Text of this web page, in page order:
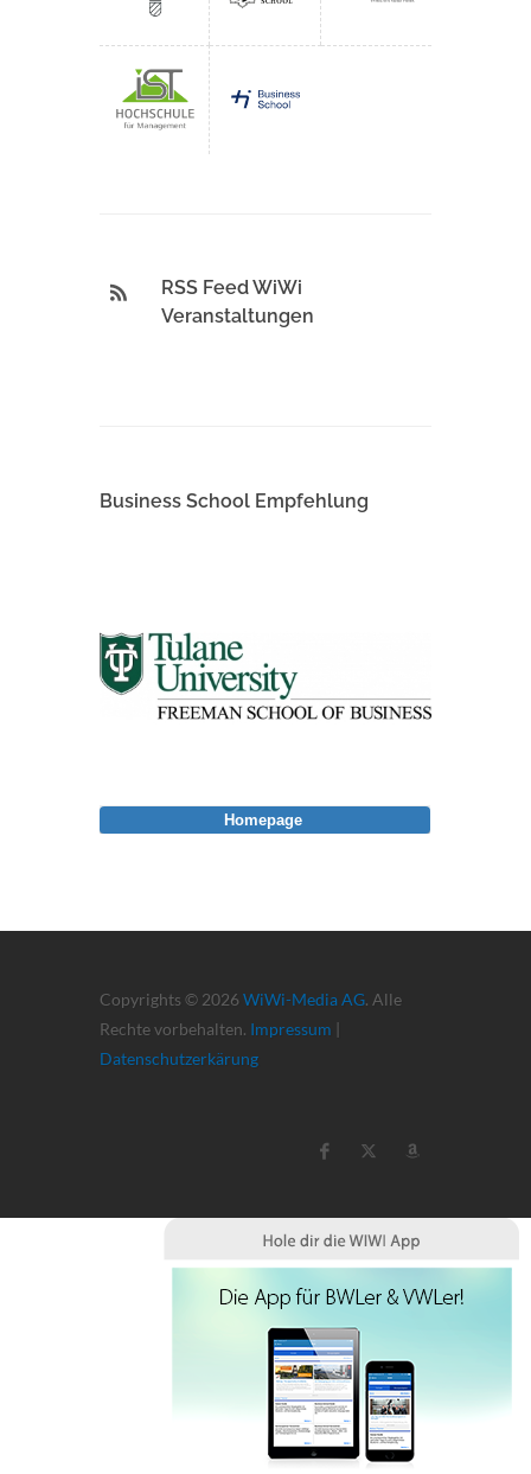
RSS Feed WiWi
Veranstaltungen
Business School Empfehlung
Copyrights © 2026 WiWi-Media AG. Alle
Rechte vorbehalten. Impressum |
Datenschutzerkärung
Homepage